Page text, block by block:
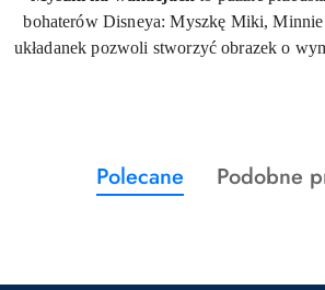
bohaterów Disneya: Myszkę Miki,
układanek pozwoli stworzyć obrazek o
Pomiń karuzelę produktów
Produkty
o
Polecane
Produkty
Podobne